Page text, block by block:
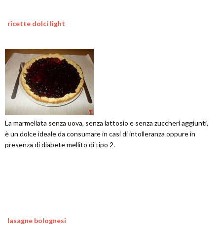
ricette dolci light
La marmellata senza uova, senza lattosio e senza zuccheri aggiunti,
è un dolce ideale da consumare in casi di intolleranza oppure in
presenza di diabete mellito di tipo 2.
lasagne bolognesi